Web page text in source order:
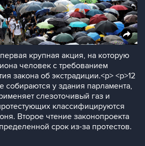
крупная акция, на которую
человек с требованием
закона об экстрадиции.<p> <p>12
у здания парламента,
слезоточивый газ и
классифицируются
Второе чтение законопроекта
срок из-за протестов.